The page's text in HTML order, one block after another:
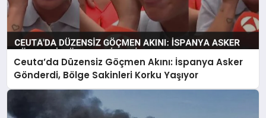
Ceuta’da Düzensiz Göçmen Akını: İspanya Asker
Gönderdi, Bölge Sakinleri Korku Yaşıyor